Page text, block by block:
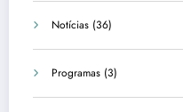
Notícias (36)
Programas (3)